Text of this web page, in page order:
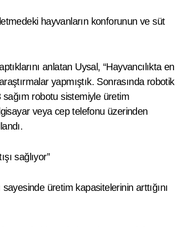
hayvanların konforunun ve süt
anlatan Uysal, “Hayvancılıkta en
yapmıştık. Sonrasında robotik
robotu sistemiyle üretim
veya cep telefonu üzerinden
sağlıyor”
üretim kapasitelerinin arttığını